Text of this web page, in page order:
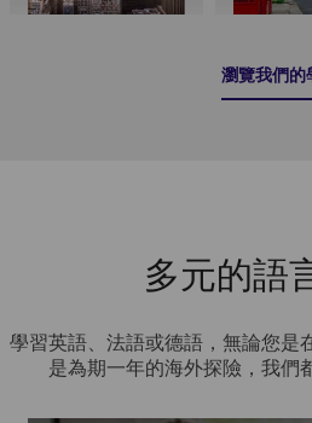
瀏覽我們的
多元的語
學習英語、法語或德語，無論您是
是為期一年的海外探險，我們